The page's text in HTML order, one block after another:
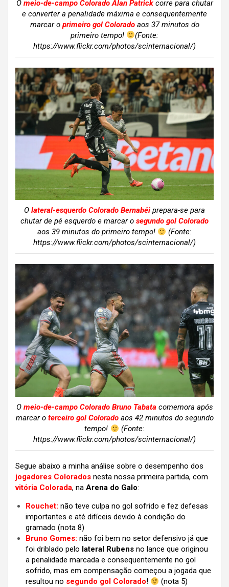
O meio-de-campo Colorado Alan Patrickcorre para chutar
e converter a penalidade máxima e consequentemente
marcar o primeiro gol Coloradoaos 37 minutos do
primeiro tempo!
(Fonte:
https://www.flickr.com/photos/scinternacional/)
O lateral-esquerdo Colorado Bernabéi prepara-se para
chutar de pé esquerdo e marcar o segundo gol Colorado
aos 39 minutos do primeiro tempo!
(Fonte:
https://www.flickr.com/photos/scinternacional/)
O meio-de-campo Colorado Bruno Tabatacomemora após
marcar o terceiro gol Coloradoaos 42 minutos do segundo
tempo!
(Fonte:
https://www.flickr.com/photos/scinternacional/)
Segue abaixo a minha análise sobre o desempenho dos
jogadores Colorados nesta nossa primeira partida, com
vitória Colorada, na Arena do Galo:
Rouchet: não teve culpa no gol sofrido e fez defesas
importantes e até difíceis devido à condição do
gramado (nota 8)
Bruno Gomes: não foi bem no setor defensivo já que
foi driblado pelo lateral Rubens no lance que originou
a penalidade marcada e consequentemente no gol
sofrido, mas em compensação começou a jogada que
resultou no segundo gol Colorado!
(nota 5)